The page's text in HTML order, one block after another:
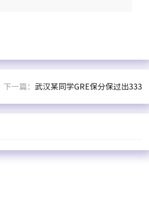
下一篇： 武汉某同学GRE保分保过出333